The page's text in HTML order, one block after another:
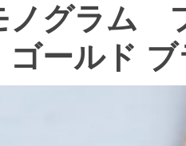
グラム
ールド ブ